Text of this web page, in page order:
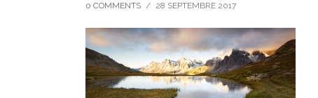
0 COMMENTS / 28 SEPTEMBRE 2017